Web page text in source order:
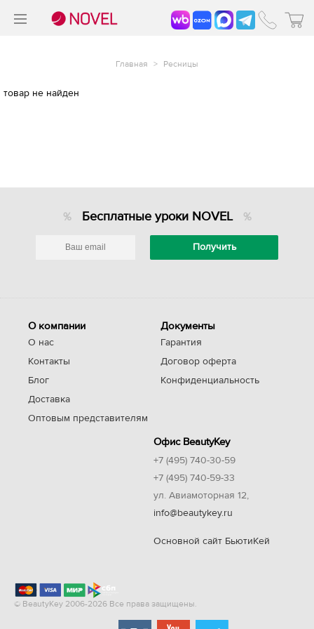
Главная > Ресницы
товар не найден
Бесплатные уроки NOVEL
О компании
О нас
Контакты
Блог
Доставка
Оптовым представителям
Документы
Гарантия
Договор оферта
Конфиденциальность
Офис BeautyKey
+7 (495) 740-30-59
+7 (495) 740-59-33
ул. Авиамоторная 12,
info@beautykey.ru
Основной сайт БьютиКей
© BeautyKey 2006-2026 Все права защищены.